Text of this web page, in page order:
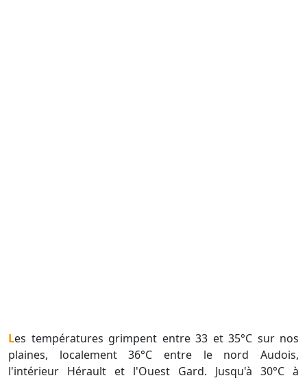
Les températures grimpent entre 33 et 35°C sur nos
plaines, localement 36°C entre le nord Audois,
l'intérieur Hérault et l'Ouest Gard. Jusqu'à 30°C à